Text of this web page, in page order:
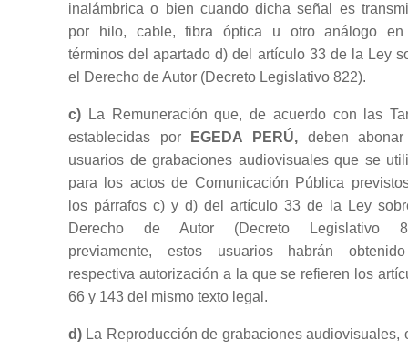
inalámbrica o bien cuando dicha señal es
por hilo, cable, fibra óptica u otro análogo
términos del apartado d) del artículo 33 de la Ley
el Derecho de Autor (Decreto Legislativo 822).
c) La Remuneración que, de acuerdo con las
establecidas por
EGEDA PERÚ, deben
usuarios de grabaciones audiovisuales que se
para los actos de Comunicación Pública
los párrafos c) y d) del artículo 33 de la Ley
Derecho de Autor (Decreto Legislativo
previamente, estos usuarios habrán
respectiva autorización a la que se refieren los
66 y 143 del mismo texto legal.
d) La Reproducción de grabaciones audiovisuales,